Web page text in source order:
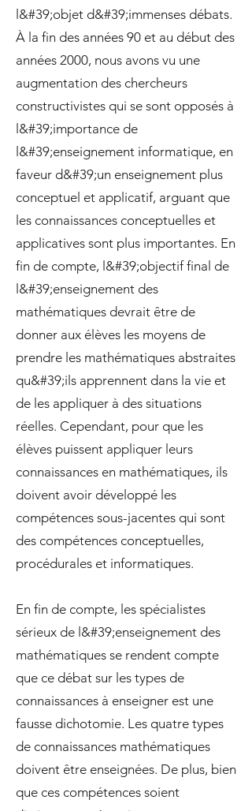
l&#39;objet d&#39;immenses débats.
À la fin des années 90 et au début des
années 2000, nous avons vu une
augmentation des chercheurs
constructivistes qui se sont opposés à
l&#39;importance de
l&#39;enseignement informatique, en
faveur d&#39;un enseignement plus
conceptuel et applicatif, arguant que
les connaissances conceptuelles et
applicatives sont plus importantes. En
fin de compte, l&#39;objectif final de
l&#39;enseignement des
mathématiques devrait être de
donner aux élèves les moyens de
prendre les mathématiques abstraites
qu&#39;ils apprennent dans la vie et
de les appliquer à des situations
réelles. Cependant, pour que les
élèves puissent appliquer leurs
connaissances en mathématiques, ils
doivent avoir développé les
compétences sous-jacentes qui sont
des compétences conceptuelles,
procédurales et informatiques.
En fin de compte, les spécialistes
sérieux de l&#39;enseignement des
mathématiques se rendent compte
que ce débat sur les types de
connaissances à enseigner est une
fausse dichotomie. Les quatre types
de connaissances mathématiques
doivent être enseignées. De plus, bien
que ces compétences soient